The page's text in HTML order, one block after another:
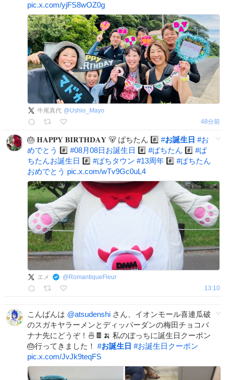
pic.x.com/yjFS8wOZ0g
牛尾真代 @Ushio_Mayo
48分前
🎂 𝐇𝐀𝐏𝐏𝐘 𝐁𝐈𝐑𝐓𝐇𝐃𝐀𝐘 🐻 ぱちたん #️⃣ #お誕生日 #お
めでとう #️⃣ #08月08日お誕生日 #️⃣ #ぱちたん #️⃣ #ぱ
ちたんお誕生日 #️⃣ #ぱちタウン #13周年 #️⃣ #ぱちたん
おめでとう pic.x.com/wTv9Gc0uL4
エメ @ RomantiqueFleur
13:10
こんばんは @atsudenshi さん、イオンモール喜連瓜破
のスガキヤラーメンとディッパーダンの梅田チョコバ
ナナ先にどうぞ！🍜🍫🍌 私のぼっちに誕生日クーポン
🎂行ってきました！ #お誕生日 #お誕生日クーポン
pic.x.com/JvJk9teqFS